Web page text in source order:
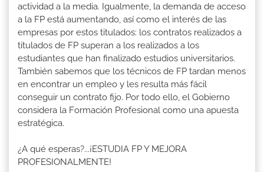
actividad a la media. Igualmente, la demanda de acceso
a la FP está aumentando, así como el interés de las
empresas por estos titulados: los contratos realizados a
titulados de FP superan a los realizados a los
estudiantes que han finalizado estudios universitarios.
También sabemos que los técnicos de FP tardan menos
en encontrar un empleo y les resulta más fácil
conseguir un contrato fijo. Por todo ello, el Gobierno
considera la Formación Profesional como una apuesta
estratégica.
¿A qué esperas?...¡ESTUDIA FP Y MEJORA
PROFESIONALMENTE!